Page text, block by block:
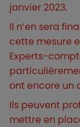
janvier 2023.
Il n’en sera
cette mesure
Experts-
ont encore un
Ils peuvent
mettre en